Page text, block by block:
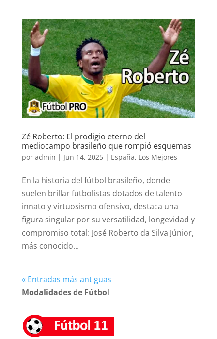
Zé Roberto: El prodigio eterno del
mediocampo brasileño que rompió esquemas
por admin | Jun 14, 2025| España, Los Mejores
En la historia del fútbol brasileño, donde
suelen brillar futbolistas dotados de talento
innato y virtuosismo ofensivo, destaca una
figura singular por su versatilidad, longevidad y
compromiso total: José Roberto da Silva Júnior,
más conocido...
« Entradas más antiguas
Modalidades de Fútbol